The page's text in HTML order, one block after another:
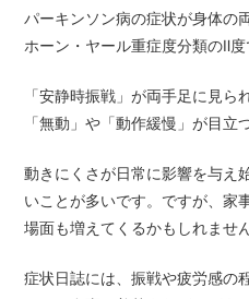
パーキンソン病の症状が身体の
ホーン・ヤール重症度分類のⅡ度
「安静時振戦」が両手足に見
「無動」や「動作緩慢」が目立
動きにくさが日常に影響を与え
いことが多いです。ですが、家
場面も増えてくるかもしれません
症状日誌には、振戦や疲労感の